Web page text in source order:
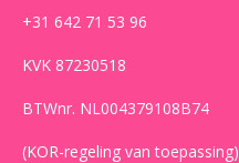
+31 642 71 53 96
KVK 87230518
BTWnr. NL004379108B74
(KOR-regeling van toepassing)